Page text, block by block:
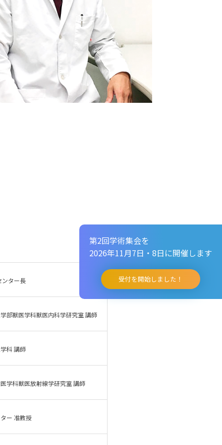
第2回学術集会を
2026年11月7日・8日に開催します
受付を開始しました！
ンター長
部獣医学科獣医内科学研究室 講師
科 講師
学科獣医放射線学研究室 講師
ー 准教授